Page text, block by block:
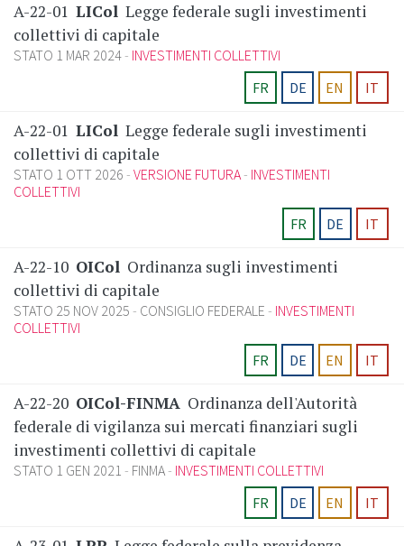
A-22-01 LICol Legge federale sugli investimenti
collettivi di capitale
STATO 1 MAR 2024 INVESTIMENTI COLLETTIVI
FR
DE EN IT
A-22-01 LICol Legge federale sugli investimenti
collettivi di capitale
STATO 1 OTT 2026 VERSIONE FUTURA INVESTIMENTI
COLLETTIVI
FR
DE IT
A-22-10 OICol Ordinanza sugli investimenti
collettivi di capitale
STATO 25 NOV 2025 CONSIGLIO FEDERALE
INVESTIMENTI
COLLETTIVI
FR
DE EN IT
A-22-20 OICol-FINMA Ordinanza dell'Autorità
federale di vigilanza sui mercati finanziari sugli
investimenti collettivi di capitale
STATO 1 GEN 2021 FINMA INVESTIMENTI COLLETTIVI
FR
DE EN IT